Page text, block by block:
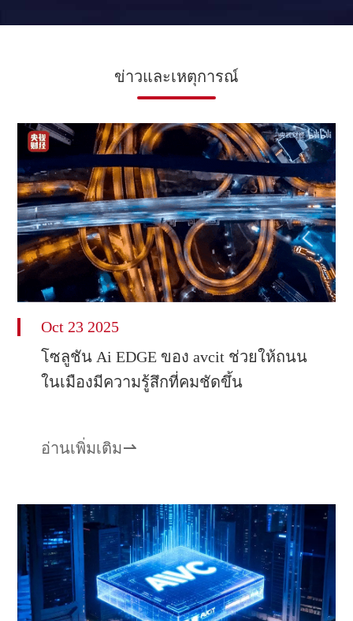
ข่าวและเหตุการณ์
Oct 23 2025
โซลูชัน Ai EDGE ของ avcit ช่วยให้ถนน
ในเมืองมีความรู้สึกที่คมชัดขึ้น
อ่านเพิ่มเติม